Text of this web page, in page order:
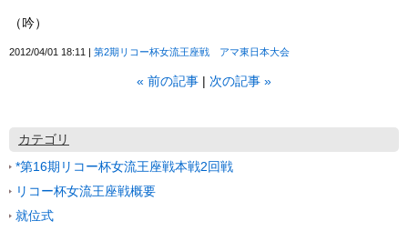
（吟）
2012/04/01 18:11 第2期リコー杯女流王座戦 アマ東日本大会
« 前の記事 次の記事 »
カテゴリ
*第16期リコー杯女流王座戦本戦2回戦
リコー杯女流王座戦概要
就位式